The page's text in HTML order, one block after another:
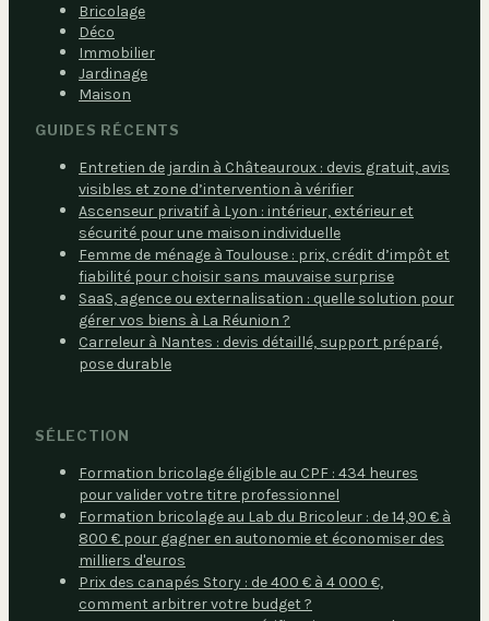
Bricolage
Déco
Immobilier
Jardinage
Maison
GUIDES RÉCENTS
Entretien de jardin à Châteauroux : devis gratuit, avis
visibles et zone d’intervention à vérifier
Ascenseur privatif à Lyon : intérieur, extérieur et
sécurité pour une maison individuelle
Femme de ménage à Toulouse : prix, crédit d’impôt et
fiabilité pour choisir sans mauvaise surprise
SaaS, agence ou externalisation : quelle solution pour
gérer vos biens à La Réunion ?
Carreleur à Nantes : devis détaillé, support préparé,
pose durable
SÉLECTION
Formation bricolage éligible au CPF : 434 heures
pour valider votre titre professionnel
Formation bricolage au Lab du Bricoleur : de 14,90 € à
800 € pour gagner en autonomie et économiser des
milliers d'euros
Prix des canapés Story : de 400 € à 4 000 €,
comment arbitrer votre budget ?